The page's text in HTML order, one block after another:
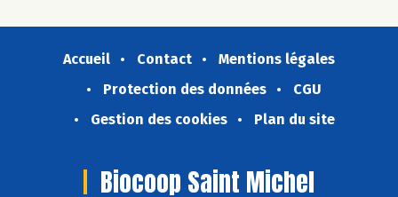
Accueil Contact
Mentions légales
Protection des données
CGU
Gestion des cookies
Plan du site
Biocoop Saint Michel